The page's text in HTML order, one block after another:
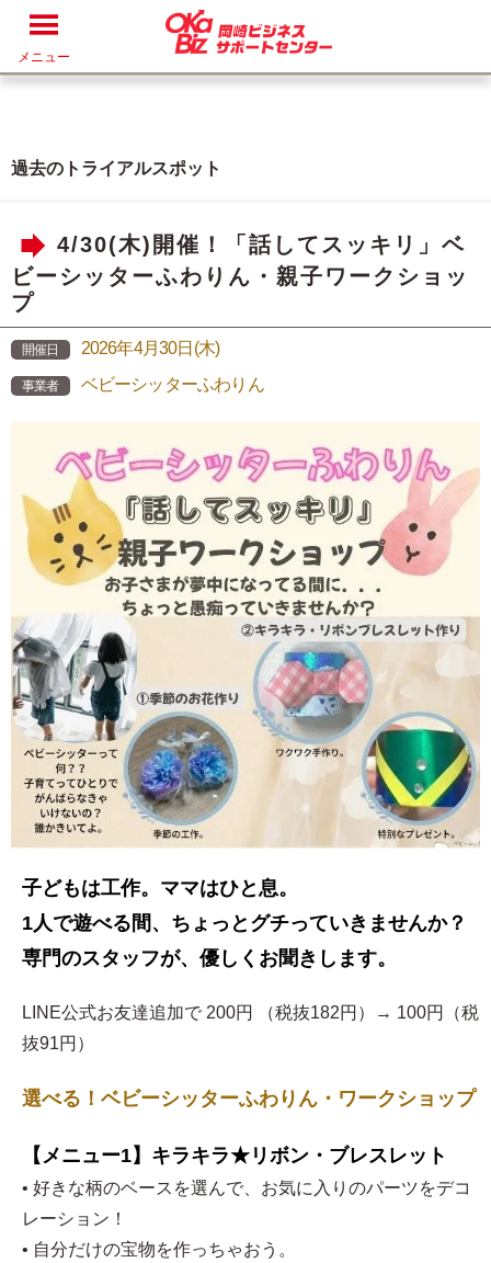
メニュー
過去のトライアルスポット
4/30(木)開催！「話してスッキリ」ベ
ビーシッターふわりん・親子ワークショッ
プ
開催日 2026年4月30日(木)
事業者 ベビーシッターふわりん
子どもは工作。ママはひと息。
1人で遊べる間、ちょっとグチっていきませんか？
専門のスタッフが、優しくお聞きします。
LINE公式お友達追加で 200円 （税抜182円）→ 100円（税
抜91円）
選べる！ベビーシッターふわりん・ワークショップ
【メニュー1】キラキラ★リボン・ブレスレット
• 好きな柄のベースを選んで、お気に入りのパーツをデコ
レーション！
• 自分だけの宝物を作っちゃおう。